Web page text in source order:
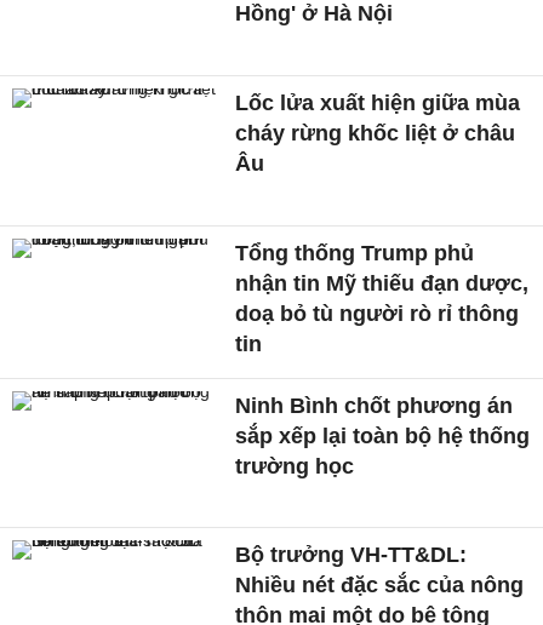
Hồng' ở Hà Nội
Lốc lửa xuất hiện giữa mùa
cháy rừng khốc liệt ở châu
Âu
Tổng thống Trump phủ
nhận tin Mỹ thiếu đạn dược,
doạ bỏ tù người rò rỉ thông
tin
Ninh Bình chốt phương án
sắp xếp lại toàn bộ hệ thống
trường học
Bộ trưởng VH-TT&DL:
Nhiều nét đặc sắc của nông
thôn mai một do bê tông